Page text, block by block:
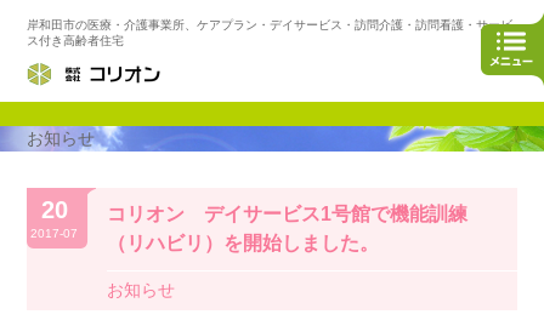
岸和田市の医療・介護事業所、ケアプラン・デイサービス・訪問介護・訪問看護・サービ
ス付き高齢者住宅
お知らせ
20
2017-07
コリオン デイサービス1号館で機能訓練
（リハビリ）を開始しました。
お知らせ